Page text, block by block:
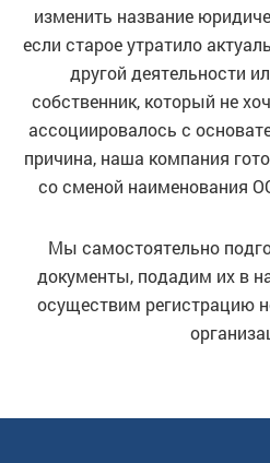
изменить название
если старое утратило
другой деятельности
собственник, который не
ассоциировалось с
причина, наша компания
со сменой наименования
Мы самостоятельно
документы, подадим их в
осуществим регистрацию